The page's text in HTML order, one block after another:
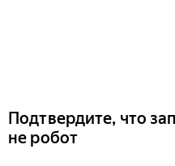
Подтвердите, что
не робот